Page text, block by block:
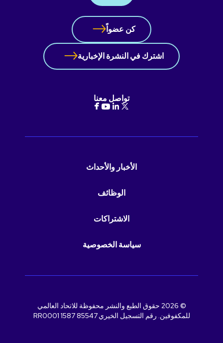
كن عضواً
اشترك في النشرة الإخبارية
تواصل معنا
الأخبار والأحداث
الوظائف
الاشتراكات
سياسة الخصوصية
© 2026 حقوق الطبع والنشر محفوظة للاتحاد العالمي
للمكفوفين. رقم التسجيل الخيري 85547 1587 RR0001